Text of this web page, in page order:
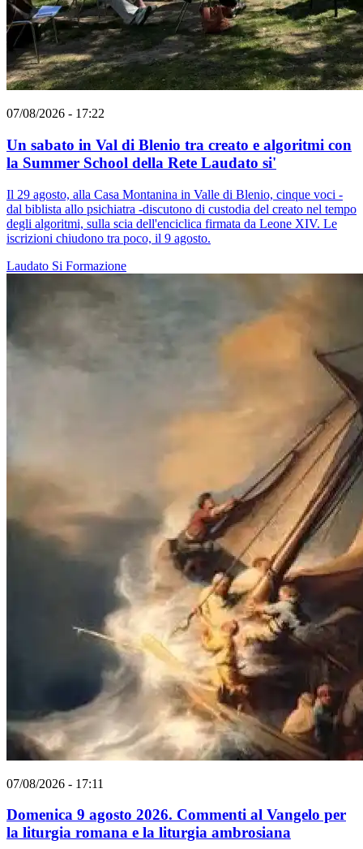
07/08/2026 - 17:22
Un sabato in Val di Blenio tra creato e algoritmi con
la Summer School della Rete Laudato si'
Il 29 agosto, alla Casa Montanina in Valle di Blenio, cinque voci -
dal biblista allo psichiatra -discutono di custodia del creato nel tempo
degli algoritmi, sulla scia dell'enciclica firmata da Leone XIV. Le
iscrizioni chiudono tra poco, il 9 agosto.
Laudato Si Formazione
07/08/2026 - 17:11
Domenica 9 agosto 2026. Commenti al Vangelo per
la liturgia romana e la liturgia ambrosiana